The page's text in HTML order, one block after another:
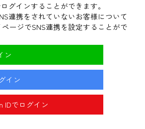
グインすることができます。
連携をされていないお客様について
ージでSNS連携を設定することがで
ン
イン
IDでログイン